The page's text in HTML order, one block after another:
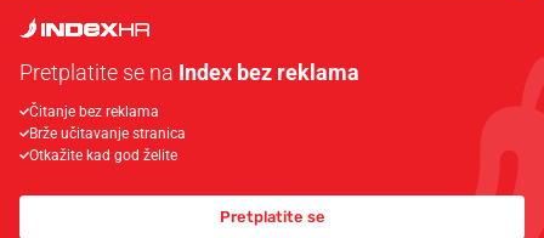
Oglašavanje Zaposli se na Indexu
korištenja
Postavke kolačića
Pretplatite se na Index bez reklama
Čitanje bez reklama
Brže učitavanje stranica
Otkažite kad god želite
Pretplatite se